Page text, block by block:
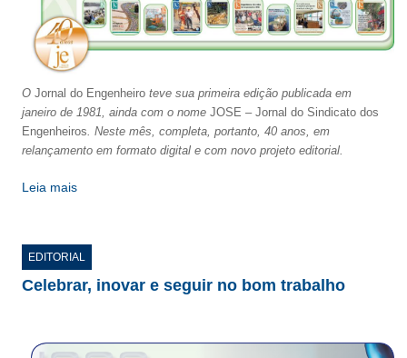
CONSELHOS ASSESSORES
PERSONALIDADES DA TECNOLOGIA
NÚCLEO DA MULHER ENGENHEIRA
TRANSPARÊNCIA
JURÍDICO
ACORDOS, CONVENÇÕES E DISSÍDIOS
CONTRIBUIÇÕES
O Jornal do Engenheiro teve sua primeira edição publicada em
janeiro de 1981, ainda com o nome JOSE – Jornal do Sindicato dos
Engenheiros. Neste mês, completa, portanto, 40 anos, em
relançamento em formato digital e com novo projeto editorial.
Leia mais
EDITORIAL
Celebrar, inovar e seguir no bom trabalho